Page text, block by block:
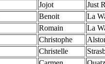
Jojot
Just
Benoit
La
Romain
La
Christophe
Christelle